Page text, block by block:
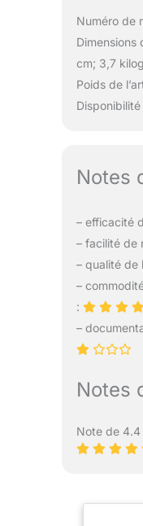
Numéro de
cm; 3,7
Poids de
Notes
– efficacité
– facilité de
– qualité de
–
:
–
Notes
Note de